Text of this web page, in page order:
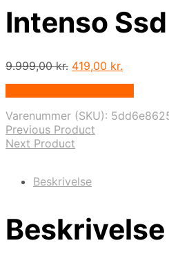
Intenso
9.999,00kr. Den
9.999,00 kr..
419,00 kr.
419,00
Varenummer (SKU):
Previous Product
Next Product
Beskrivelse
Beskrivelse